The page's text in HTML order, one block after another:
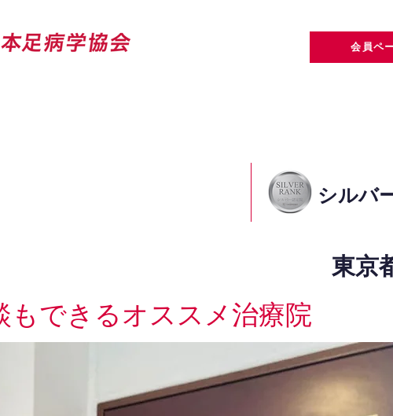
会員ペ
シルバ
東京
もできるオススメ治療院